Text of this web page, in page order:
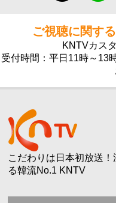
ご視聴に関す
KNTVカス
受付時間：平日11時～13
こだわりは日本初放送
る韓流No.1 KNTV